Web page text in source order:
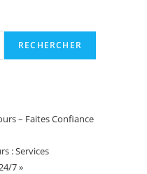
RECHERCHER
– Faites Confiance
: Services
7 »